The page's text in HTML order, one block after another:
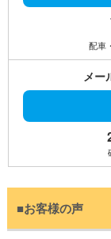
配車
メー
■お客様の声